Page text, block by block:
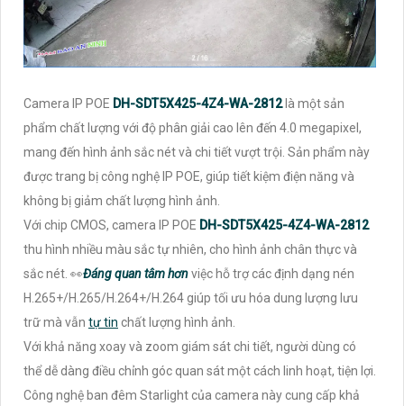
Camera IP POE DH-SDT5X425-4Z4-WA-2812 là một sản
phẩm chất lượng với độ phân giải cao lên đến 4.0 megapixel,
mang đến hình ảnh sắc nét và chi tiết vượt trội. Sản phẩm này
được trang bị công nghệ IP POE, giúp tiết kiệm điện năng và
không bị giảm chất lượng hình ảnh.
Với chip CMOS, camera IP POE DH-SDT5X425-4Z4-WA-2812
thu hình nhiều màu sắc tự nhiên, cho hình ảnh chân thực và
sắc nét. ️👀Đáng quan tâm hơnviệc hỗ trợ các định dạng nén
H.265+/H.265/H.264+/H.264 giúp tối ưu hóa dung lượng lưu
trữ mà vẫn tự tin chất lượng hình ảnh.
Với khả năng xoay và zoom giám sát chi tiết, người dùng có
thể dễ dàng điều chỉnh góc quan sát một cách linh hoạt, tiện lợi.
Công nghệ ban đêm Starlight của camera này cung cấp khả